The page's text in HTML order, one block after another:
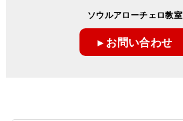
ソウルアローチェロ教室
▸ お問い合わせ